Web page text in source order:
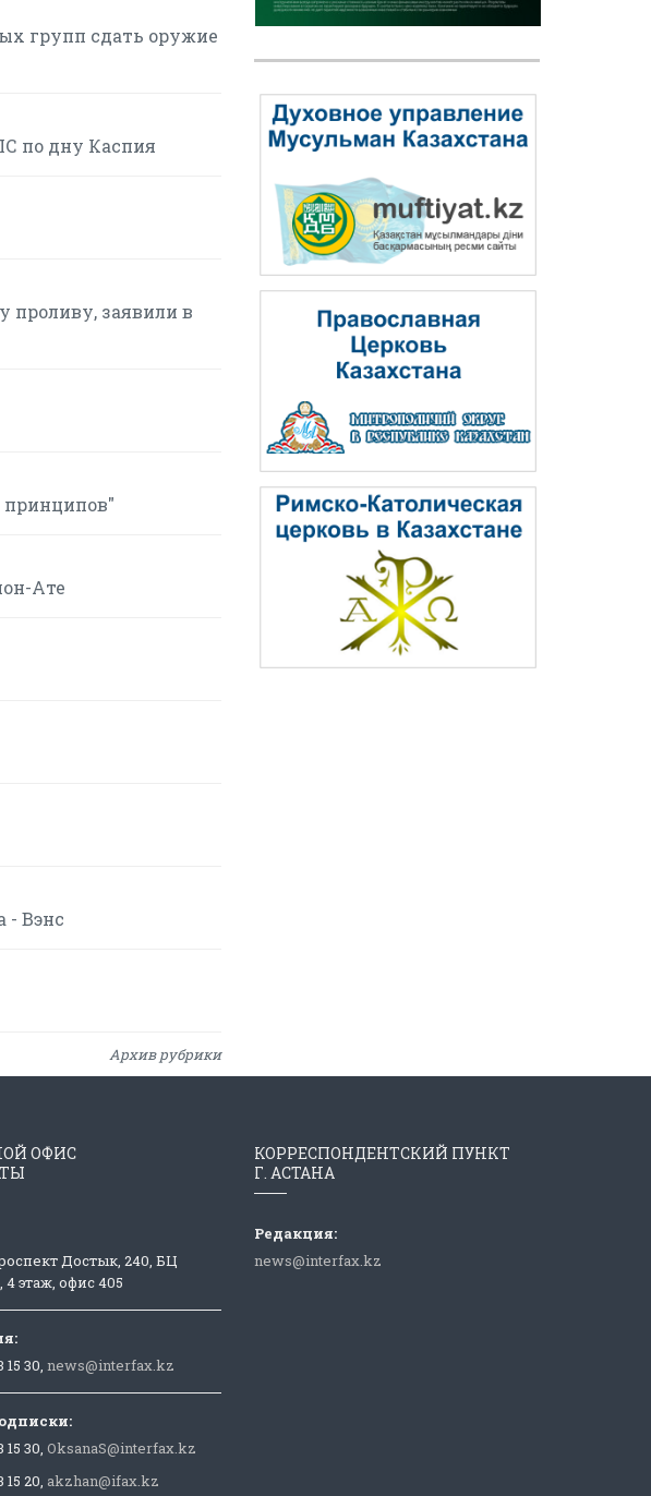
групп сдать оружие
по дну Каспия
заявили в
принципов"
Ате
- Вэнс
Архив рубрики
ОФИС
Достык, 240, БЦ
4 этаж, офис 405
15 30, news@interfax.kz
15 30, OksanaS@interfax.kz
15 20, akzhan@ifax.kz
КОРРЕСПОНДЕНТСКИЙ ПУНКТ
Г. АСТАНА
Редакция:
news@interfax.kz